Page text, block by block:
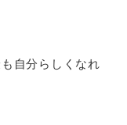
自分らしくなれ